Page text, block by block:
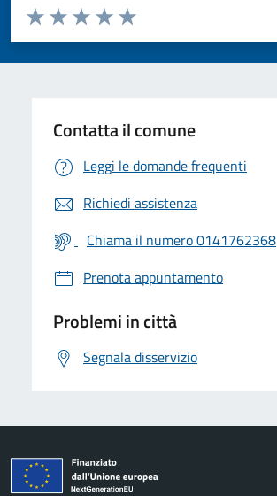
Valuta da 1 a 5 stelle la pagina
Valuta 5 stelle su 5
Valuta 4 stelle su 5
Valuta 3 stelle su 5
Valuta 2 stelle su 5
Valuta 1 stelle su 5
Contatta il comune
Leggi le domande frequenti
Richiedi assistenza
Chiama il numero 0141762368
Prenota appuntamento
Problemi in città
Segnala disservizio